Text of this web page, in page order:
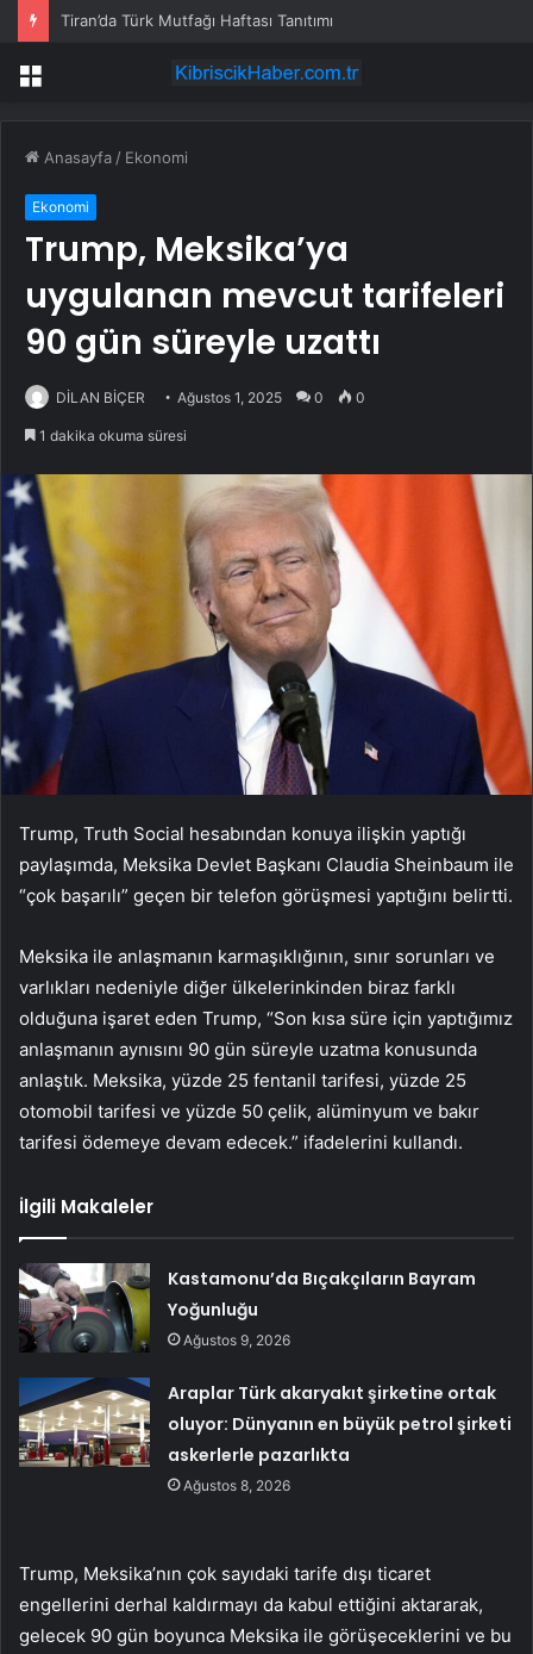
Tiran’da Türk Mutfağı Haftası Tanıtımı
Menü
Anasayfa / Ekonomi
Ekonomi
Trump, Meksika’ya
uygulanan mevcut tarifeleri
90 gün süreyle uzattı
DİLAN BİÇER Ağustos 1, 2025 0 0
1 dakika okuma süresi
Trump, Truth Social hesabından konuya ilişkin yaptığı
paylaşımda, Meksika Devlet Başkanı Claudia Sheinbaum ile
“çok başarılı” geçen bir telefon görüşmesi yaptığını belirtti.
Meksika ile anlaşmanın karmaşıklığının, sınır sorunları ve
varlıkları nedeniyle diğer ülkelerinkinden biraz farklı
olduğuna işaret eden Trump, “Son kısa süre için yaptığımız
anlaşmanın aynısını 90 gün süreyle uzatma konusunda
anlaştık. Meksika, yüzde 25 fentanil tarifesi, yüzde 25
otomobil tarifesi ve yüzde 50 çelik, alüminyum ve bakır
tarifesi ödemeye devam edecek.” ifadelerini kullandı.
İlgili Makaleler
Kastamonu’da Bıçakçıların Bayram
Yoğunluğu
Ağustos 9, 2026
Araplar Türk akaryakıt şirketine ortak
oluyor: Dünyanın en büyük petrol şirketi
askerlerle pazarlıkta
Ağustos 8, 2026
Trump, Meksika’nın çok sayıdaki tarife dışı ticaret
engellerini derhal kaldırmayı da kabul ettiğini aktararak,
gelecek 90 gün boyunca Meksika ile görüşeceklerini ve bu